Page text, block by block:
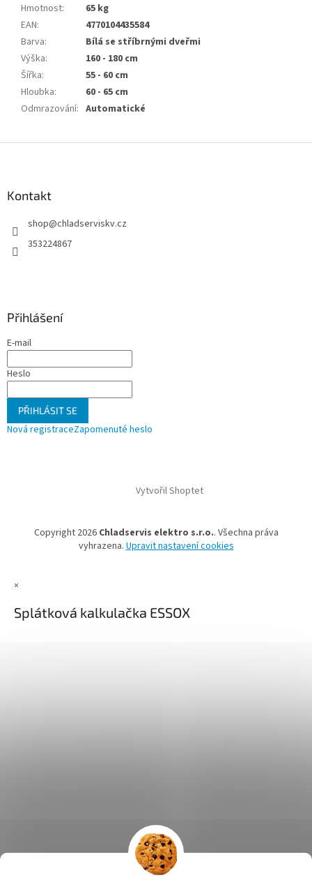
Hmotnost:
65 kg
EAN:
4770104435584
Barva:
Bílá se stříbrnými dveřmi
Výška:
160 - 180 cm
Šířka:
55 - 60 cm
Hloubka:
60 - 65 cm
Odmrazování: Automatické
Kontakt
shop@chladserviskv.cz
353224867
Přihlášení
E-mail
Heslo
PŘIHLÁSIT SE
Nová registraceZapomenuté heslo
Vytvořil Shoptet
Copyright 2026 Chladservis elektro s.r.o.. Všechna práva
vyhrazena.Upravit nastavení cookies
×
Splátková kalkulačka ESSOX